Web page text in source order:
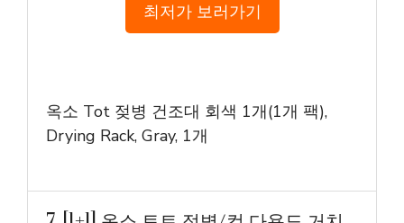
최저가 보러가기
옥소 Tot 젖병 건조대 회색 1개(1개 팩),
Drying Rack, Gray, 1개